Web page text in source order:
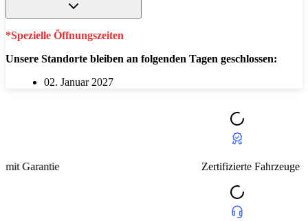
*Spezielle Öffnungszeiten
Unsere Standorte bleiben an folgenden Tagen geschlossen:
02. Januar 2027
Zertifizierte Fahrzeuge mit Garantie